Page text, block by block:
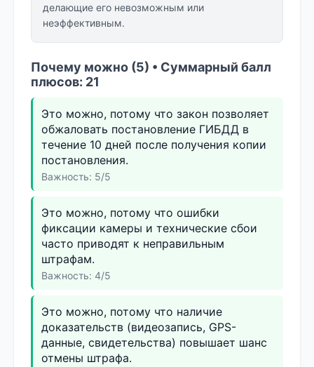
делающие его невозможным или
неэффективным.
Почему можно (5) • Суммарный балл
плюсов: 21
Это можно, потому что закон позволяет
обжаловать постановление ГИБДД в
течение 10 дней после получения копии
постановления.
Важность: 5/5
Это можно, потому что ошибки
фиксации камеры и технические сбои
часто приводят к неправильным
штрафам.
Важность: 4/5
Это можно, потому что наличие
доказательств (видеозапись, GPS-
данные, свидетельства) повышает шанс
отмены штрафа.